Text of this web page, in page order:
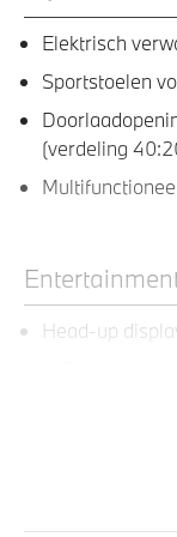
Elektrisch
Sportstoelen
(verdeling
Head-up